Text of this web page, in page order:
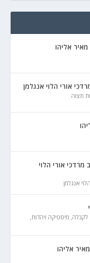
אליהו
אורי הלוי אנגלמן
תצוה
אורי הלוי
אנגלמן
לקבלה, מיסטיקה ויהדות,
אליהו